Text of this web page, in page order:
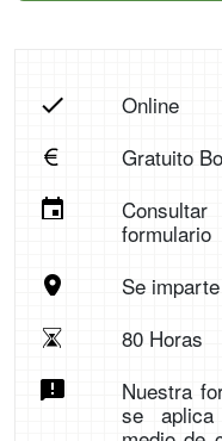
Online
Gratuito
formulario
Se
80 Horas
Nuestra
se